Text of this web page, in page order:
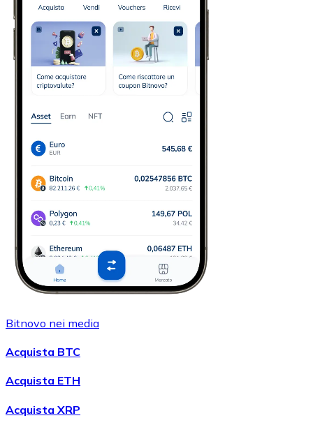
Bitnovo nei media
Acquista BTC
Acquista ETH
Acquista XRP